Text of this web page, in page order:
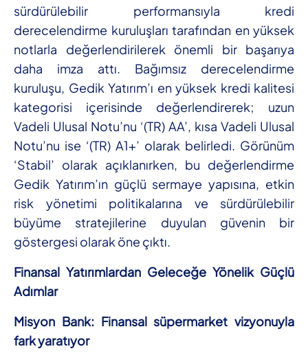
sürdürülebilir performansıyla kredi
derecelendirme kuruluşları tarafından en yüksek
notlarla değerlendirilerek önemli bir başarıya
daha imza attı. Bağımsız derecelendirme
kuruluşu, Gedik Yatırım’ı en yüksek kredi kalitesi
kategorisi içerisinde değerlendirerek; uzun
Vadeli Ulusal Notu’nu ‘(TR) AA’, kısa Vadeli Ulusal
Notu’nu ise ‘(TR) A1+’ olarak belirledi. Görünüm
‘Stabil’ olarak açıklanırken, bu değerlendirme
Gedik Yatırım’ın güçlü sermaye yapısına, etkin
risk yönetimi politikalarına ve sürdürülebilir
büyüme stratejilerine duyulan güvenin bir
göstergesi olarak öne çıktı.
Finansal Yatırımlardan Geleceğe Yönelik Güçlü
Adımlar
Misyon Bank: Finansal süpermarket vizyonuyla
fark yaratıyor